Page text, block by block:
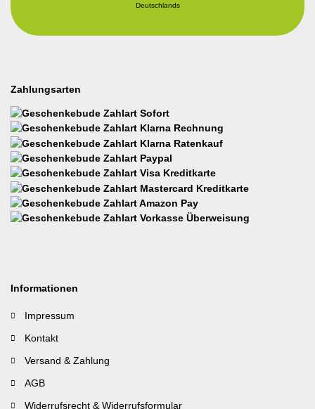
Deutschlands
Zahlungsarten
Informationen
Impressum
Kontakt
Versand & Zahlung
AGB
Widerrufsrecht & Widerrufsformular